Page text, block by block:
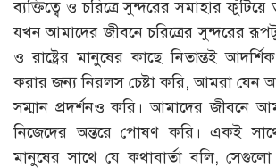
ব্যক্তিত্বে ও চরিত্রে সুন্দরের সমাহার
যখন আমাদের জীবনে চরিত্রের সুন্দরের
ও রাষ্ট্রের মানুষের কাছে নিতান্তই
করার জন্য নিরলস চেষ্টা করি, আমরা যেন
সম্মান প্রদর্শনও করি। আমাদের জীবনে
নিজেদের অন্তরে পোষণ করি। একই
মানুষের সাথে যে কথাবার্তা বলি,